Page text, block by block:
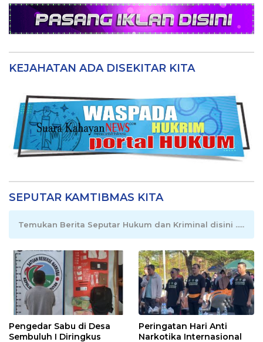
KEJAHATAN ADA DISEKITAR KITA
SEPUTAR KAMTIBMAS KITA
Temukan Berita Seputar Hukum dan Kriminal disini .....
Pengedar Sabu di Desa
Sembuluh I Diringkus
Peringatan Hari Anti
Narkotika Internasional